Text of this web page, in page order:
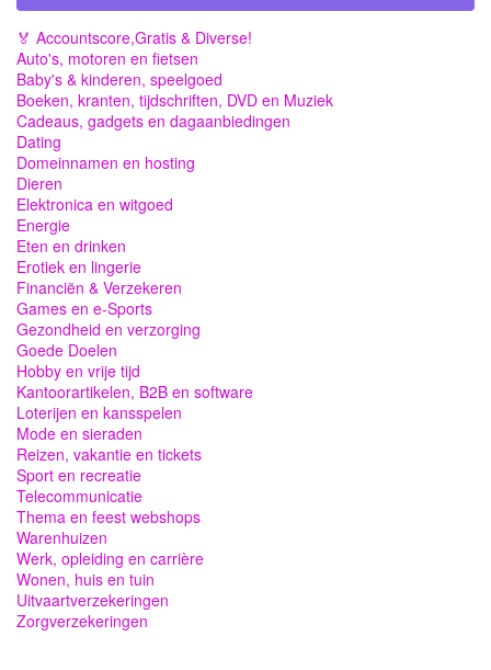
🏅 Accountscore,Gratis & Diverse!
Auto's, motoren en fietsen
Baby's & kinderen, speelgoed
Boeken, kranten, tijdschriften, DVD en Muziek
Cadeaus, gadgets en dagaanbiedingen
Dating
Domeinnamen en hosting
Dieren
Elektronica en witgoed
Energie
Eten en drinken
Erotiek en lingerie
Financiën & Verzekeren
Games en e-Sports
Gezondheid en verzorging
Goede Doelen
Hobby en vrije tijd
Kantoorartikelen, B2B en software
Loterijen en kansspelen
Mode en sieraden
Reizen, vakantie en tickets
Sport en recreatie
Telecommunicatie
Thema en feest webshops
Warenhuizen
Werk, opleiding en carrière
Wonen, huis en tuin
Uitvaartverzekeringen
Zorgverzekeringen